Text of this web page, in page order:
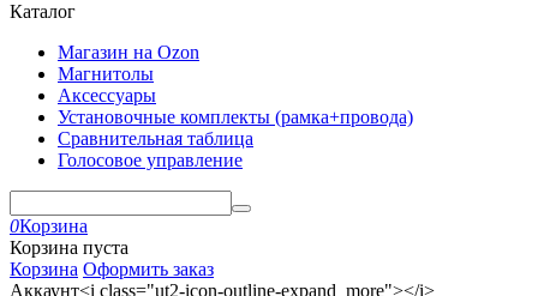
Каталог
Магазин на Ozon
Магнитолы
Аксессуары
Установочные комплекты (рамка+провода)
Сравнительная таблица
Голосовое управление
0Корзина
Корзина пуста
Корзина Оформить заказ
Аккаунт<i class="ut2-icon-outline-expand_more"></i>